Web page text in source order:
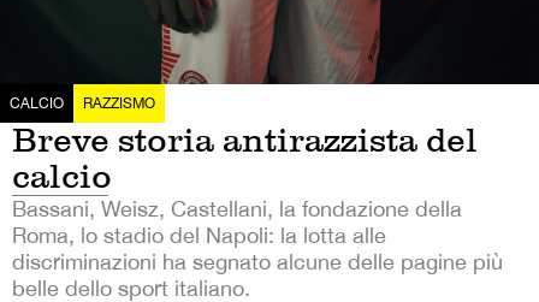
CALCIO RAZZISMO
Breve storia antirazzista del
calcio
Bassani, Weisz, Castellani, la fondazione della
Roma, lo stadio del Napoli: la lotta alle
discriminazioni ha segnato alcune delle pagine più
belle dello sport italiano.